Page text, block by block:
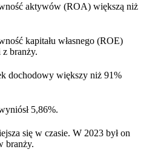
aktywów (ROA) większą niż
kapitału własnego (ROE)
branży.
dochodowy większy niż 91%
5,86%.
się w czasie. W 2023 był on
branży.